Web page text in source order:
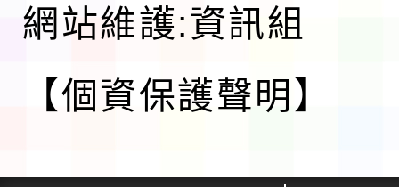
網站維護:資訊組
【個資保護聲明】